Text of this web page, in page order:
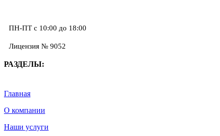
ПН-ПТ с 10:00 до 18:00
Лицензия № 9052
РАЗДЕЛЫ:
Главная
О компании
Наши услуги